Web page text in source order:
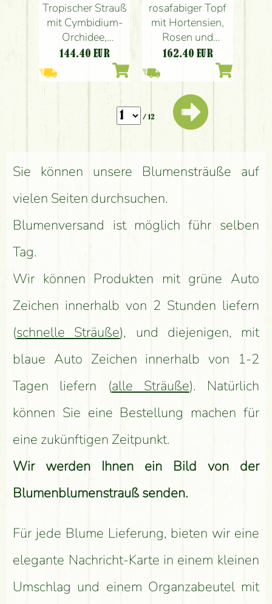
Tropischer Strauß
mit Cymbidium-
Orchidee,
Strelizia,
144.40 EUR
rosafabiger Topf
mit Hortensien,
Rosen und
Pfingstrosen (12
162.40 EUR
/ 12
Sie können unsere Blumensträuße auf
vielen Seiten durchsuchen.
Blumenversand ist möglich führ selben
Tag.
Wir können Produkten mit grüne Auto
Zeichen innerhalb von 2 Stunden liefern
(schnelle Sträuße), und diejenigen, mit
blaue Auto Zeichen innerhalb von 1-2
Tagen liefern (alle Sträuße). Natürlich
können Sie eine Bestellung machen für
eine zukünftigen Zeitpunkt.
Wir werden Ihnen ein Bild von der
Blumenblumenstrauß senden.
Für jede Blume Lieferung, bieten wir eine
elegante Nachricht-Karte in einem kleinen
Umschlag und einem Organzabeutel mit